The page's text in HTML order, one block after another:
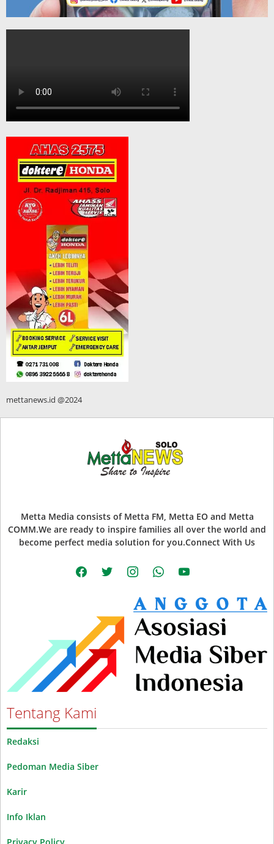
mettanews.id @2024
Metta Media consists of Metta FM, Metta EO and Metta
COMM.We are ready to inspire families all over the world and
become perfect media solution for you.Connect With Us
facebooktwitter instagramwhatsappyoutube
Tentang Kami
Redaksi
Pedoman Media Siber
Karir
Info Iklan
Privacy Policy